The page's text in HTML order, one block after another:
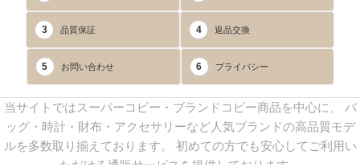
3 品質保証 4 返品交換
5 お問い合わせ 6 プライバシー
当サイトではスーパーコピー・ブランドコピー商品を中心に、 バ
ッグ・時計・財布・アクセサリーなど人気ブランドの高品質モデ
ルを多数取り揃えております。 初めての方でも安心してご利用い